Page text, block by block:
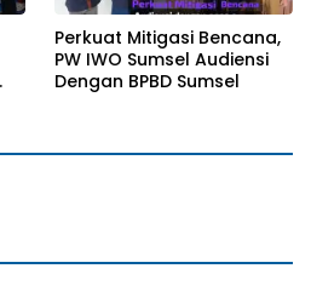
Perkuat Mitigasi Bencana,
PW IWO Sumsel Audiensi
Dengan BPBD Sumsel